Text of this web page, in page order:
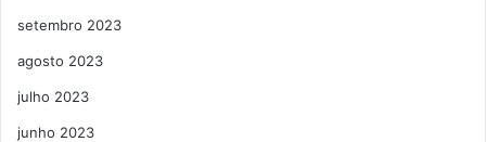
setembro 2023
agosto 2023
julho 2023
junho 2023